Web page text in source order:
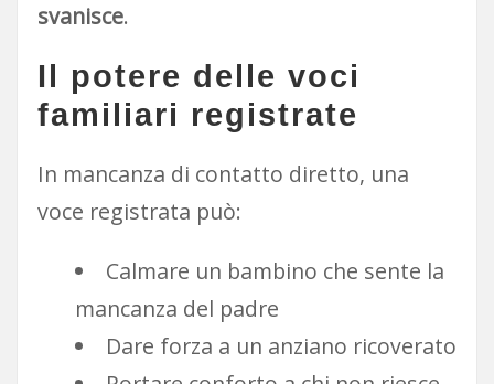
svanisce.
Il potere delle voci
familiari registrate
In mancanza di contatto diretto, una
voce registrata può:
Calmare un bambino che sente la
mancanza del padre
Dare forza a un anziano ricoverato